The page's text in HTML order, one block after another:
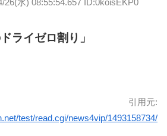
26(水) 08:55:54.657 ID:0koisEKP0
ライゼロ割り」
引用元:
test/read.cgi/news4vip/1493158734/